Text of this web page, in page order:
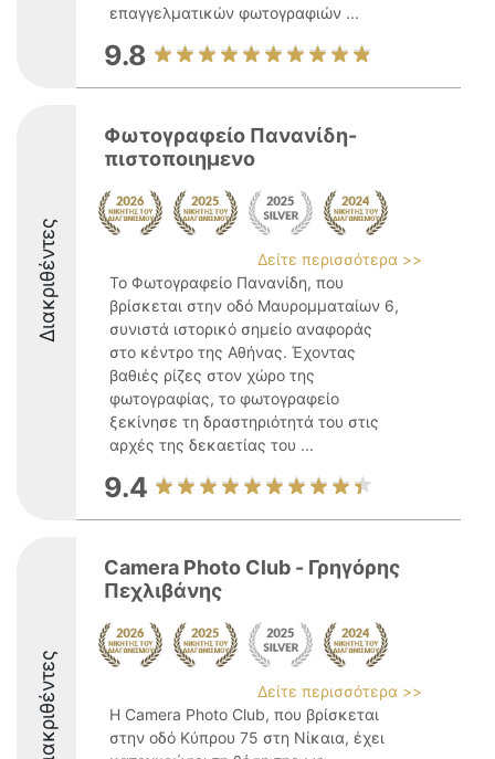
επαγγελματικών φωτογραφιών ...
9.8
Διακριθέντες
Φωτογραφείο Πανανίδη-
πιστοποιημενο
Δείτε περισσότερα >>
Το Φωτογραφείο Πανανίδη, που
βρίσκεται στην οδό Μαυρομματαίων 6,
συνιστά ιστορικό σημείο αναφοράς
στο κέντρο της Αθήνας. Έχοντας
βαθιές ρίζες στον χώρο της
φωτογραφίας, το φωτογραφείο
ξεκίνησε τη δραστηριότητά του στις
αρχές της δεκαετίας του ...
9.4
Διακριθέντες
Camera Photo Club - Γρηγόρης
Πεχλιβάνης
Δείτε περισσότερα >>
Η Camera Photo Club, που βρίσκεται
στην οδό Κύπρου 75 στη Νίκαια, έχει